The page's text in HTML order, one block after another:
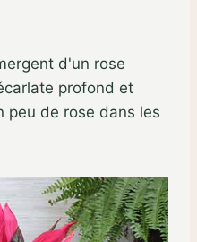
d'un rose
profond et
peu de rose dans les